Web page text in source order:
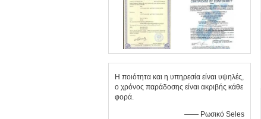
Η ποιότητα και η υπηρεσία είναι υψηλές,
ο χρόνος παράδοσης είναι ακριβής κάθε
φορά.
—— Ρωσικό Seles